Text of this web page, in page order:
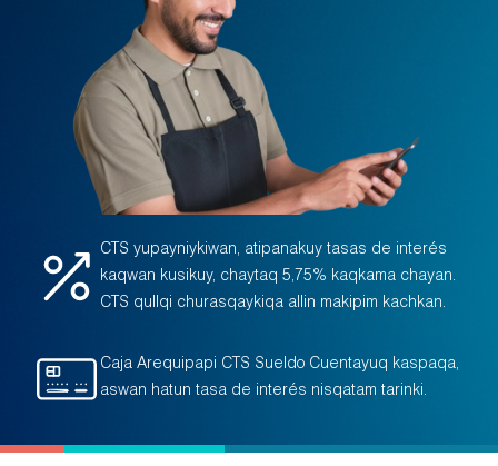
CTS yupayniykiwan, atipanakuy tasas de interés
kaqwan kusikuy, chaytaq 5,75% kaqkama chayan.
CTS qullqi churasqaykiqa allin makipim kachkan.
Caja Arequipapi CTS Sueldo Cuentayuq kaspaqa,
aswan hatun tasa de interés nisqatam tarinki.